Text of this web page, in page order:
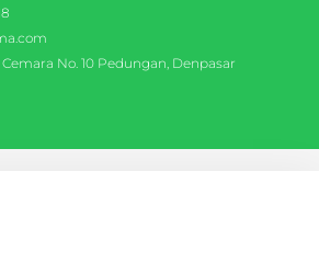
No. 10 Pedungan, Denpasar